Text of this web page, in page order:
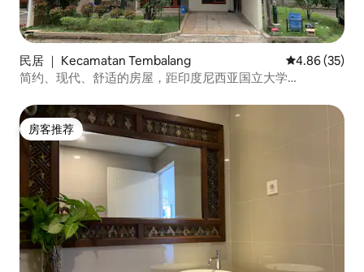
民居 ｜ Kecamatan Tembalang 平均评分
4.86 (35)
简约、现代、舒适的房屋，距印度尼西亚国立大学
房客推荐
房客推荐